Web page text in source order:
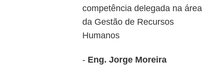
competência delegada na área
da Gestão de Recursos
Humanos
- Eng. Jorge Moreira